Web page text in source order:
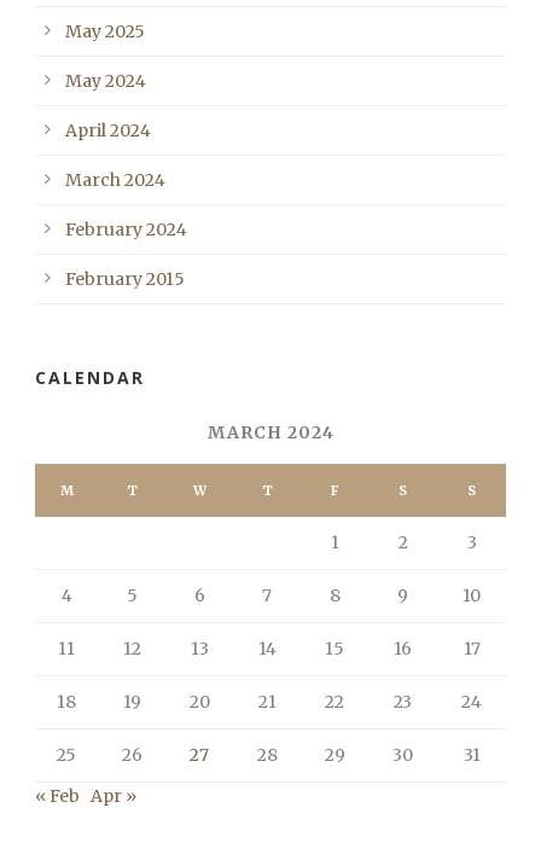
May 2025
May 2024
April 2024
March 2024
February 2024
February 2015
CALENDAR
MARCH 2024
M T W T F S S
1 2 3
4 5 6 7 8 9 10
11 12 13 14 15 16 17
18 19 20 21 22 23 24
25 26 27 28 29 30
31
« Feb Apr »